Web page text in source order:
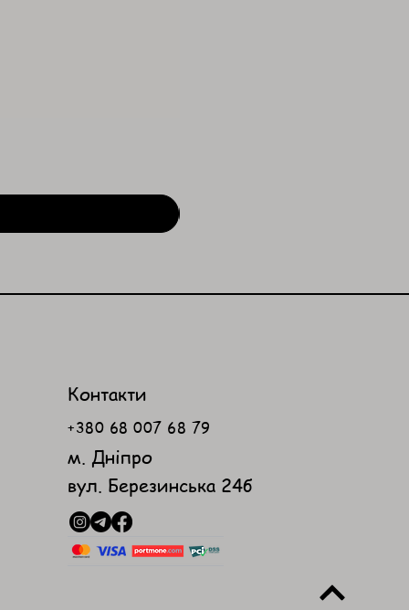
Контакти
+380 68 007 68 79
м. Дніпро
вул. Березинська 24б